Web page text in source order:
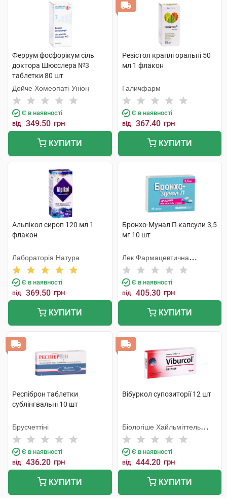
Феррум фосфорiкум сіль
доктора Шюсслера №3
таблетки 80 шт
Дойче Хомеопаті-Уніон
Є в наявності
від 349.50 грн
КУПИТИ
Резістол краплі оральні 50
мл 1 флакон
Галичфарм
Є в наявності
від 367.40 грн
КУПИТИ
Альпікол сироп 120 мл 1
флакон
Лабораторія Натура
Є в наявності
від 369.50 грн
КУПИТИ
Бронхо-Мунал П капсули 3,5
мг 10 шт
Лек Фармацевтична
компанія
Є в наявності
від 405.30 грн
КУПИТИ
Респіброн таблетки
сублінгвальні 10 шт
Брусчеттіні
Є в наявності
від 436.20 грн
КУПИТИ
Вібуркол супозиторії 12 шт
Біологіше Хайльміттель
Хеель
Є в наявності
від 444.20 грн
КУПИТИ